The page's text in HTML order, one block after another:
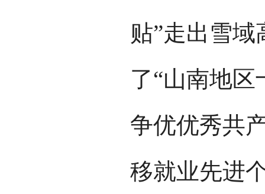
贴”走出雪
了“山南地区
争优优秀共
移就业先进